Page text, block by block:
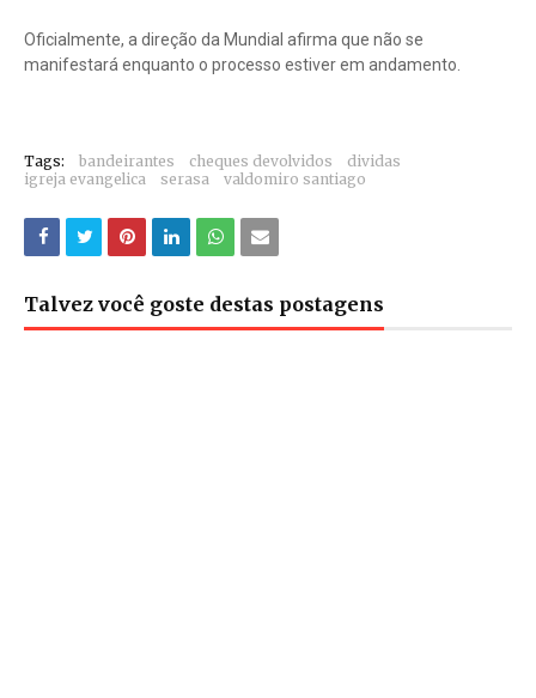
Oficialmente, a direção da Mundial afirma que não se
manifestará enquanto o processo estiver em andamento.
Tags: bandeirantes cheques devolvidos
dividas
igreja evangelica
serasa valdomiro santiago
Talvez você goste destas postagens